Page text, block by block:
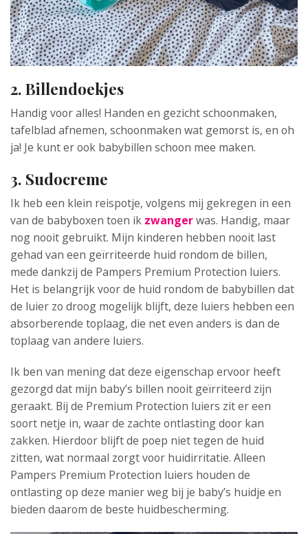
2. Billendoekjes
Handig voor alles! Handen en gezicht schoonmaken,
tafelblad afnemen, schoonmaken wat gemorst is, en oh
ja! Je kunt er ook babybillen schoon mee maken.
3. Sudocreme
Ik heb een klein reispotje, volgens mij gekregen in een
van de babyboxen toen ik zwangerwas. Handig, maar
nog nooit gebruikt. Mijn kinderen hebben nooit last
gehad van een geïrriteerde huid rondom de billen,
mede dankzij de Pampers Premium Protection luiers.
Het is belangrijk voor de huid rondom de babybillen dat
de luier zo droog mogelijk blijft, deze luiers hebben een
absorberende toplaag, die net even anders is dan de
toplaag van andere luiers.
Ik ben van mening dat deze eigenschap ervoor heeft
gezorgd dat mijn baby’s billen nooit geïrriteerd zijn
geraakt. Bij de Premium Protection luiers zit er een
soort netje in, waar de zachte ontlasting door kan
zakken. Hierdoor blijft de poep niet tegen de huid
zitten, wat normaal zorgt voor huidirritatie. Alleen
Pampers Premium Protection luiers houden de
ontlasting op deze manier weg bij je baby’s huidje en
bieden daarom de beste huidbescherming.